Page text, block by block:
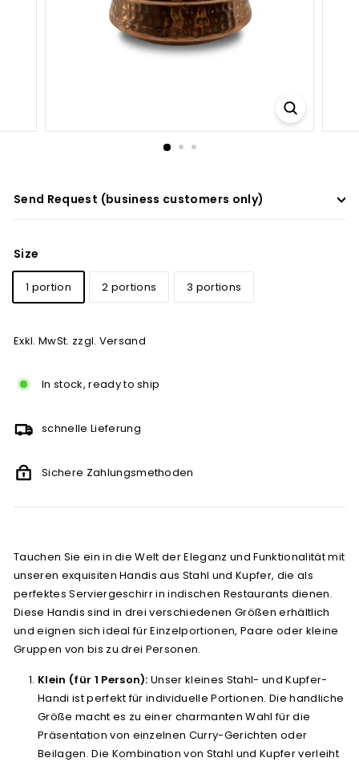
Send Request (business customers only)
Size
1 portion 2 portions 3 portions
Exkl. MwSt. zzgl. Versand
In stock, ready to ship
schnelle Lieferung
Sichere Zahlungsmethoden
Tauchen Sie ein in die Welt der Eleganz und Funktionalität mit
unseren exquisiten Handis aus Stahl und Kupfer, die als
perfektes Serviergeschirr in indischen Restaurants dienen.
Diese Handis sind in drei verschiedenen Größen erhältlich
und eignen sich ideal für Einzelportionen, Paare oder kleine
Gruppen von bis zu drei Personen.
Klein (für 1 Person): Unser kleines Stahl- und Kupfer-
Handi ist perfekt für individuelle Portionen. Die handliche
Größe macht es zu einer charmanten Wahl für die
Präsentation von einzelnen Curry-Gerichten oder
Beilagen. Die Kombination von Stahl und Kupfer verleiht